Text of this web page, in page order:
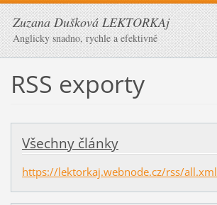
Zuzana Dušková LEKTORKAj
Anglicky snadno, rychle a efektivně
RSS exporty
Všechny články
https://lektorkaj.webnode.cz/rss/all.xml